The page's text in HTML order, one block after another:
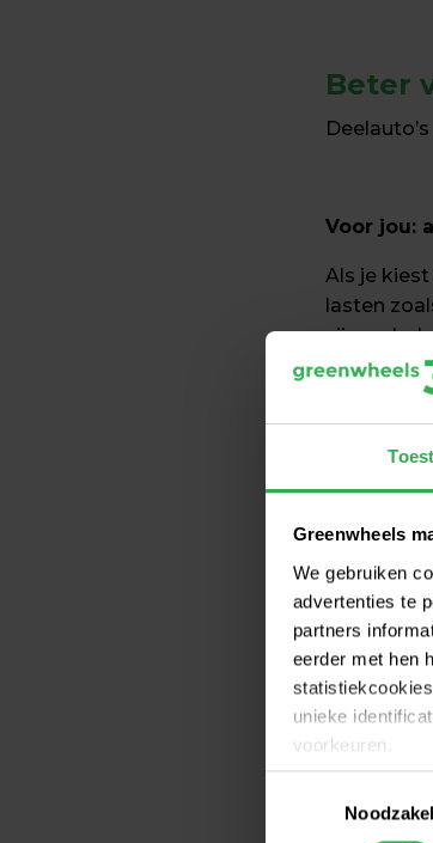
Greenwheels
We gebruiken
advertenties te
partners
eerder met hen
unieke
voorkeuren.
Cookie
Op onze
Beter
Voor jou:
Als je
lasten
zijn
besparen.
Voor
een kleine
Voor de
CO-